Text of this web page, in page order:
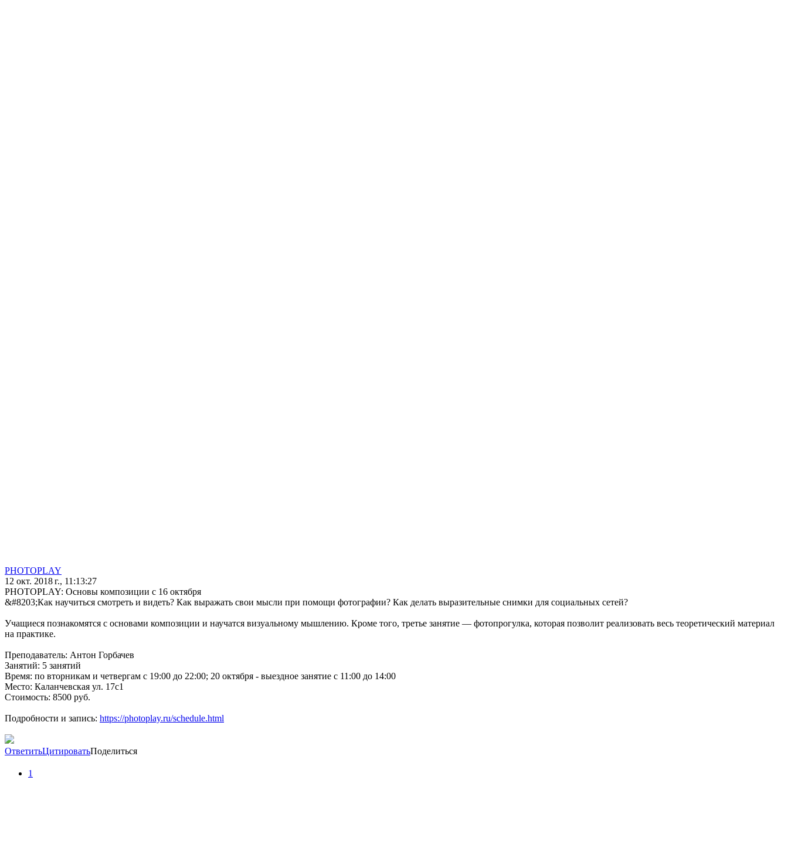
PHOTOPLAY
12 окт. 2018 г., 11:13:27
PHOTOPLAY: Основы композиции с 16 октября
&#8203;Как научиться смотреть и видеть? Как выражать свои мысли при помощи фотографии? Как делать выразительные снимки для социальных сетей?
Учащиеся познакомятся с основами композиции и научатся визуальному мышлению. Кроме того, третье занятие — фотопрогулка, которая позволит реализовать весь теоретический материал
на практике.
Преподаватель: Антон Горбачев
Занятий: 5 занятий
Время: по вторникам и четвергам с 19:00 до 22:00; 20 октября - выездное занятие с 11:00 до 14:00
Место: Каланчевская ул. 17c1
Стоимость: 8500 руб.
Подробности и запись: https://photoplay.ru/schedule.html
ОтветитьЦитироватьПоделиться
1